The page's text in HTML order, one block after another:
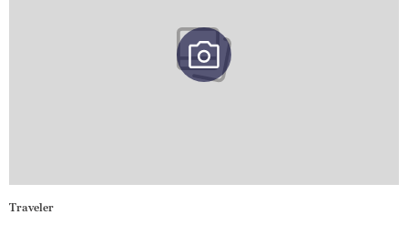
Traveler